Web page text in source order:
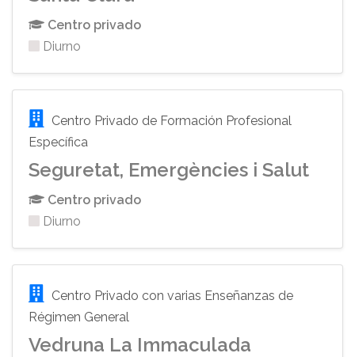
Centro privado
Diurno
Centro Privado de Formación Profesional
Específica
Seguretat, Emergències i Salut
Centro privado
Diurno
Centro Privado con varias Enseñanzas de
Régimen General
Vedruna La Immaculada